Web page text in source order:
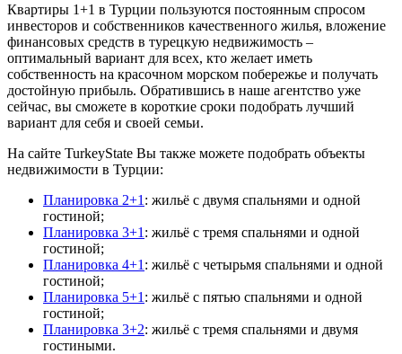
Квартиры 1+1 в Турции пользуются постоянным спросом
инвесторов и собственников качественного жилья, вложение
финансовых средств в турецкую недвижимость –
оптимальный вариант для всех, кто желает иметь
собственность на красочном морском побережье и получать
достойную прибыль. Обратившись в наше агентство уже
сейчас, вы сможете в короткие сроки подобрать лучший
вариант для себя и своей семьи.
На сайте TurkeyState Вы также можете подобрать объекты
недвижимости в Турции:
Планировка 2+1 : жильё с двумя спальнями и одной
гостиной;
Планировка 3+1 : жильё с тремя спальнями и одной
гостиной;
Планировка 4+1 : жильё с четырьмя спальнями и одной
гостиной;
Планировка 5+1 : жильё с пятью спальнями и одной
гостиной;
Планировка 3+2: жильё с тремя спальнями и двумя
гостиными.